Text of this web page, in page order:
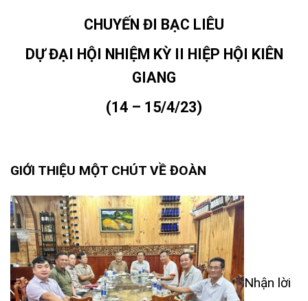
CHUYẾN ĐI BẠC LIÊU
DỰ ĐẠI HỘI NHIỆM KỲ II HIỆP HỘI KIÊN
GIANG
(14 – 15/4/23)
GIỚI THIỆU MỘT CHÚT VỀ ĐOÀN
Nhận lời